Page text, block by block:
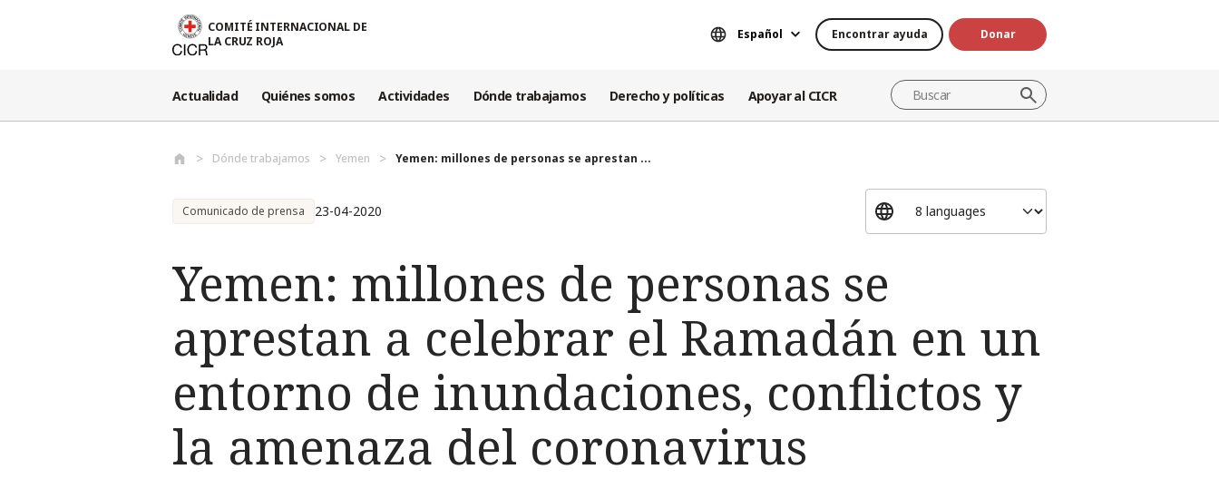
COMITÉ INTERNACIONAL DE
LA CRUZ ROJA
Español Encontrar ayuda Donar
Actualidad Quiénes somos Actividades Dónde trabajamos Derecho y políticas Apoyar al CICR
Dónde trabajamos Yemen Yemen: millones de personas se aprestan ...
Comunicado de prensa 23-04-2020
Yemen: millones de personas se
aprestan a celebrar el Ramadán en un
entorno de inundaciones, conflictos y
la amenaza del coronavirus